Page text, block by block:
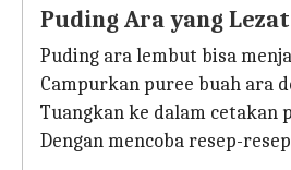
Puding Ara yang Lezat
Puding ara lembut bisa
Campurkan puree buah ara
Tuangkan ke dalam cetakan
Dengan mencoba resep-